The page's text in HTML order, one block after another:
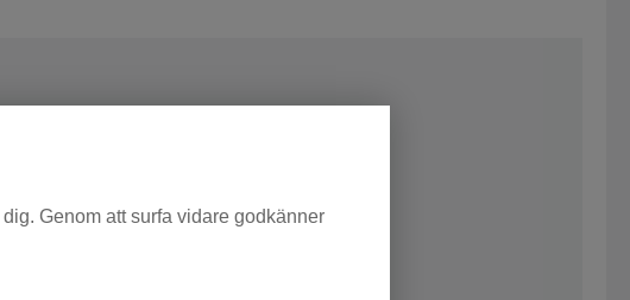
Genom att surfa vidare godkänner